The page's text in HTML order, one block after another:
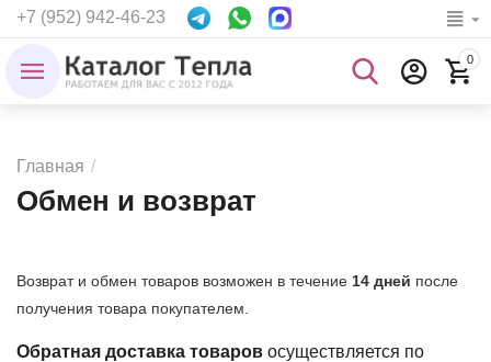
+7 (952) 942-46-23
0
Главная /
Обмен и возврат
Возврат и обмен товаров возможен в течение 14 дней после
получения товара покупателем.
Обратная доставка товаров осуществляется по